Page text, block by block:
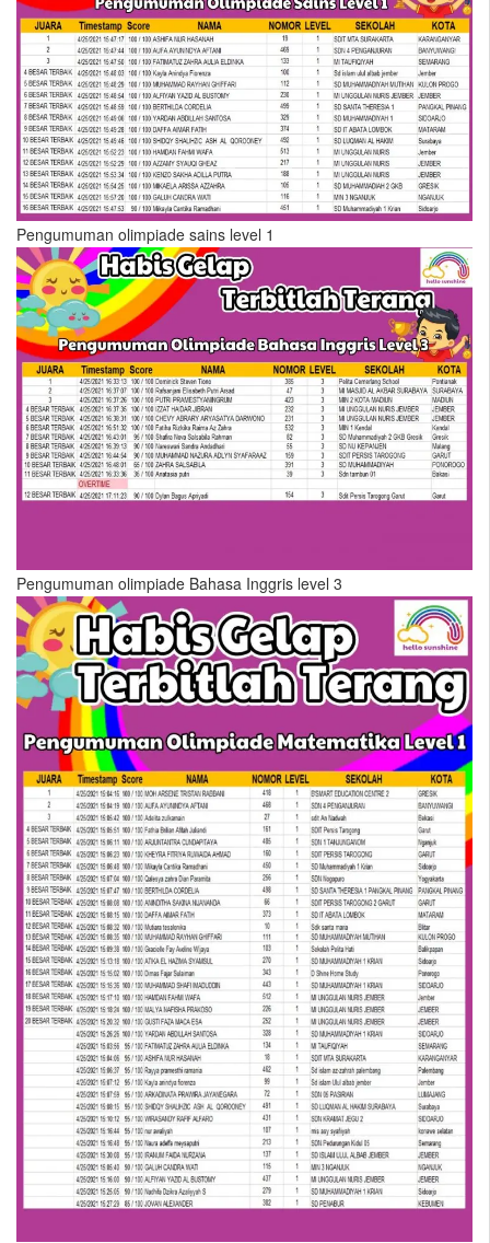
Pengumuman olimpiade sains level 1
Pengumuman olimpiade Bahasa Inggris level 3